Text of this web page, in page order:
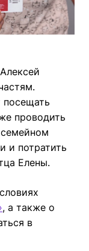
посещать
проводить
и потратить
Елены.
, а также о
в